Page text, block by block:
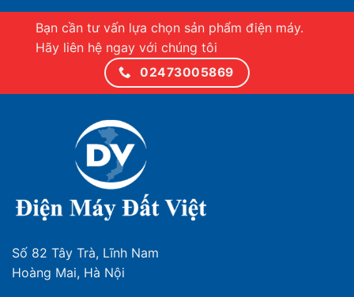
– Tăng tuổi thọ dàn ngưng, ngăn ngừa sự bào mòn
từ tác nhân bên ngoài như mưa, nước muối.
– Ngăn chặn sự sinh sôi các vi khuẩn có hại.
Bạn cần tư vấn lựa chọn sản phẩm điện máy.
Hãy liên hệ ngay với chúng tôi
02473005869
Số 82 Tây Trà, Lĩnh Nam
Hoàng Mai, Hà Nội